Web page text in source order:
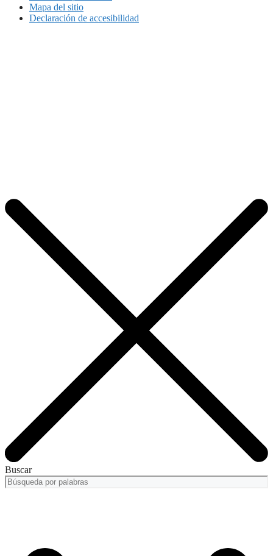
Mapa del sitio
Declaración de accesibilidad
Buscar